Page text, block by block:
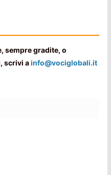
sempre gradite, o
scrivi ainfo@vociglobali.it